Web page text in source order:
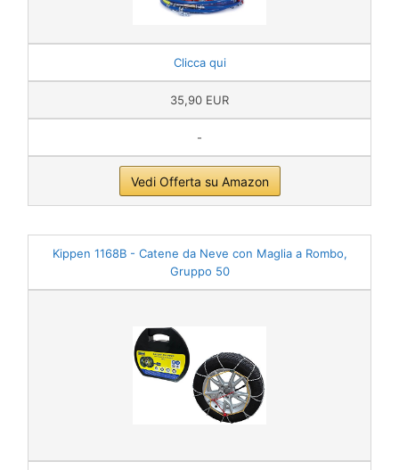
Clicca qui
35,90 EUR
-
Vedi Offerta su Amazon
Kippen 1168B - Catene da Neve con Maglia a Rombo,
Gruppo 50